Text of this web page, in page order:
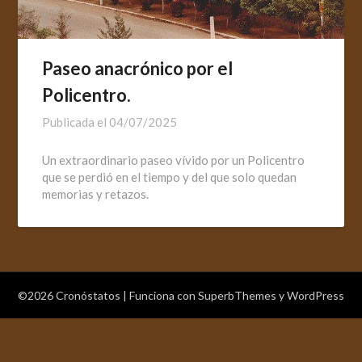
Paseo anacrónico por el
Policentro.
Publicada el 04/07/2025
Un extraordinario paseo vívido por un Policentro
que se perdió en el tiempo y del que solo quedan
memorias y retazos.
©2026 Cronóstatos | Funciona con SuperbThemes y WordPress